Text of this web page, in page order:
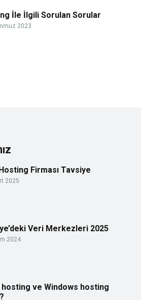
İle İlgili Sorulan Sorular
2023
Firması Tavsiye
2025
Veri Merkezleri 2025
2024
hosting ve Windows hosting